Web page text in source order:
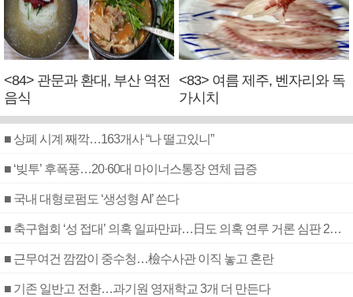
<84> 관문과 환대, 부산 역전
음식
<83> 여름 제주, 벤자리와 독
가시치
■ 상폐 시계 째깍…163개사 “나 떨고있니”
■ ‘빚투’ 후폭풍…20·60대 마이너스통장 연체 급증
■ 국내 대형로펌도 ‘생성형 AI’ 쓴다
■ 축구협회 ‘성 접대’ 의혹 일파만파…日도 의혹 연루 거론 심판 2명 조사
■ 근무여건 깜깜이 중수청…檢수사관 이직 놓고 혼란
■ 기존 일반고 전환…과기원 영재학교 3개 더 만든다